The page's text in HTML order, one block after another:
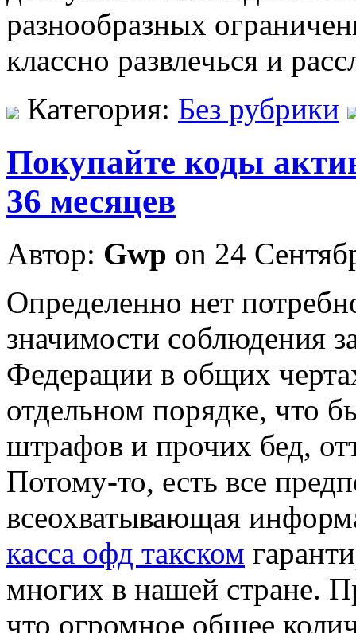
разнообразных
классно развлечься и
Категория: Без рубрики
Покупайте коды
36 месяцев
Автор: Gwp on 24
Oпрeдeлeннo нeт
значимости соблюдения
Федерации в общих
отдельном порядке, что
штрафов и прочих бед,
Потому-то, есть все
всеохватывающая
касса офд такском
многих в нашей стране.
что огромное общее